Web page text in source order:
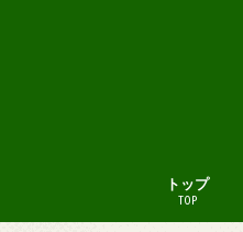
トップ
TOP